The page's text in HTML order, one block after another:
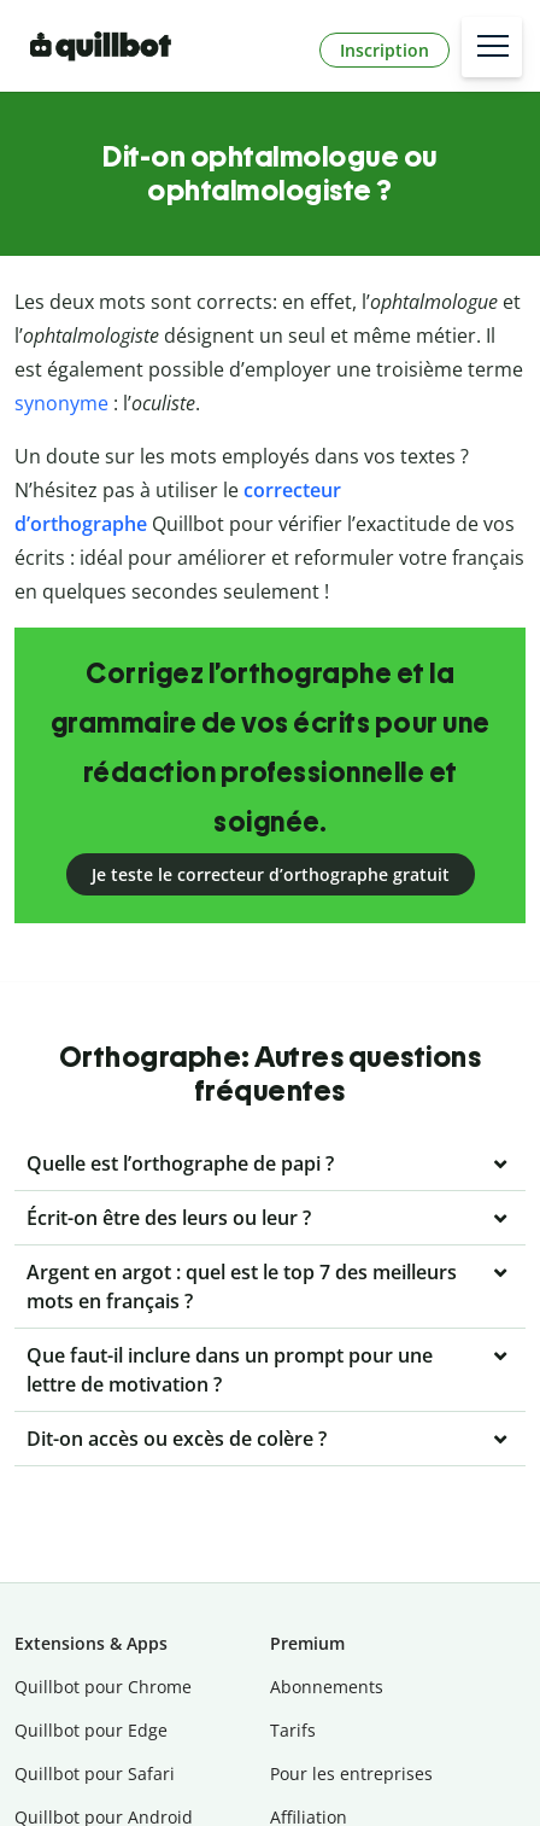
Inscription
Dit-on ophtalmologue ou
ophtalmologiste ?
Les deux mots sont corrects: en effet, l’ophtalmologue et
l’ophtalmologiste désignent un seul et même métier. Il
est également possible d’employer une troisième terme
synonyme : l’oculiste.
Un doute sur les mots employés dans vos textes ?
N’hésitez pas à utiliser lecorrecteur
d’orthographe Quillbot pour vérifier l’exactitude de vos
écrits : idéal pour améliorer et reformuler votre français
en quelques secondes seulement !
Corrigez l’orthographe et la
grammaire de vos écrits pour une
rédaction professionnelle et
soignée.
Je teste le correcteur d’orthographe gratuit
Orthographe: Autres questions
fréquentes
Quelle est l’orthographe de papi ?
Écrit-on être des leurs ou leur ?
Argent en argot : quel est le top 7 des meilleurs
mots en français ?
Que faut-il inclure dans un prompt pour une
lettre de motivation ?
Dit-on accès ou excès de colère ?
Extensions & Apps
Quillbot pour Chrome
Quillbot pour Edge
Quillbot pour Safari
Quillbot pour Android
Premium
Abonnements
Tarifs
Pour les entreprises
Affiliation